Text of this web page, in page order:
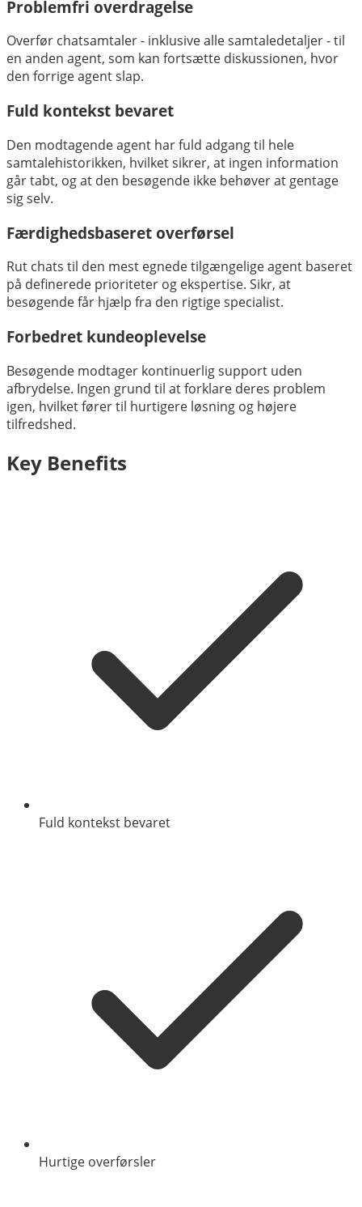
Problemfri overdragelse
Overfør chatsamtaler - inklusive alle samtaledetaljer - til
en anden agent, som kan fortsætte diskussionen, hvor
den forrige agent slap.
Fuld kontekst bevaret
Den modtagende agent har fuld adgang til hele
samtalehistorikken, hvilket sikrer, at ingen information
går tabt, og at den besøgende ikke behøver at gentage
sig selv.
Færdighedsbaseret overførsel
Rut chats til den mest egnede tilgængelige agent baseret
på definerede prioriteter og ekspertise. Sikr, at
besøgende får hjælp fra den rigtige specialist.
Forbedret kundeoplevelse
Besøgende modtager kontinuerlig support uden
afbrydelse. Ingen grund til at forklare deres problem
igen, hvilket fører til hurtigere løsning og højere
tilfredshed.
Key Benefits
Fuld kontekst bevaret
Hurtige overførsler